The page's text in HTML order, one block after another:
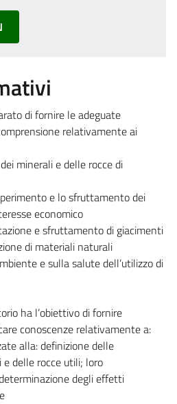
di fornire le adeguate
relativamente ai
minerali e delle rocce di
e lo sfruttamento dei
economico
e sfruttamento di giacimenti
di materiali naturali
e sulla salute dell’utilizzo di
ha l’obiettivo di fornire
conoscenze relativamente a:
alla: definizione delle
delle rocce utili; loro
degli effetti